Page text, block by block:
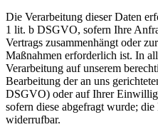
Die Verarbeitung dieser Daten
1 lit. b DSGVO, sofern Ihre
Vertrags zusammenhängt oder
Maßnahmen erforderlich ist. In
Verarbeitung auf unserem
Bearbeitung der an uns
DSGVO) oder auf Ihrer
sofern diese abgefragt wurde;
widerrufbar.